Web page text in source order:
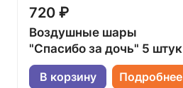
720 ₽
Воздушные шары
"Спасибо за дочь" 5 штук
В корзину Подробнее